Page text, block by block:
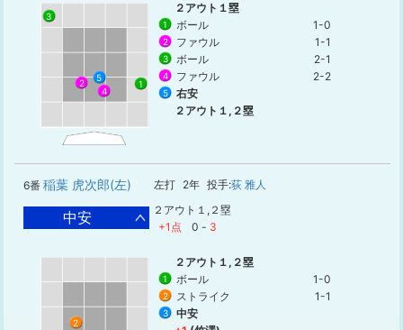
1
2
3
4
5
２アウト１塁
1 ボール 1-0
2 ファウル 1-1
3 ボール 2-1
4 ファウル 2-2
5
右安
２アウト１,２塁
6番 稲葉 虎次郎(左) 左打 2年 投手:荻 雅人
中安
２アウト１,２塁
+1点
0 - 3
2
２アウト１,２塁
1 ボール 1-0
2 ストライク 1-1
3
中安